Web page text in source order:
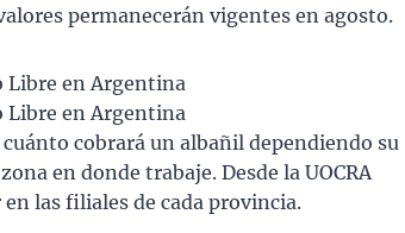
permanecerán vigentes en agosto.
Libre en Argentina
Libre en Argentina
cobrará un albañil dependiendo su
en donde trabaje. Desde la UOCRA
las filiales de cada provincia.